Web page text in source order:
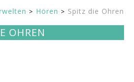
Hören Spitz die Ohren
OHREN